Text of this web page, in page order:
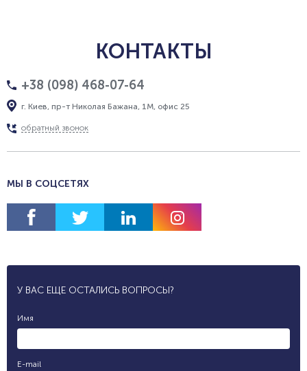
КОНТАКТЫ
+38 (098) 468-07-64
г. Киев, пр-т Николая Бажана, 1М, офис 25
обратный звонок
МЫ В СОЦСЕТЯХ
У ВАС ЕЩЕ ОСТАЛИСЬ ВОПРОСЫ?
Имя
E-mail